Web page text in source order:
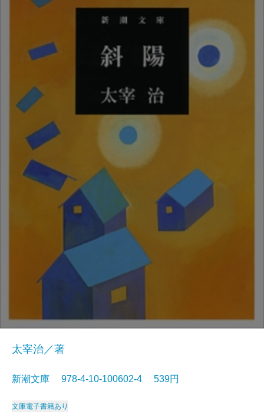
太宰治／著
新潮文庫 978-4-10-100602-4 539円
文庫電子書籍あり